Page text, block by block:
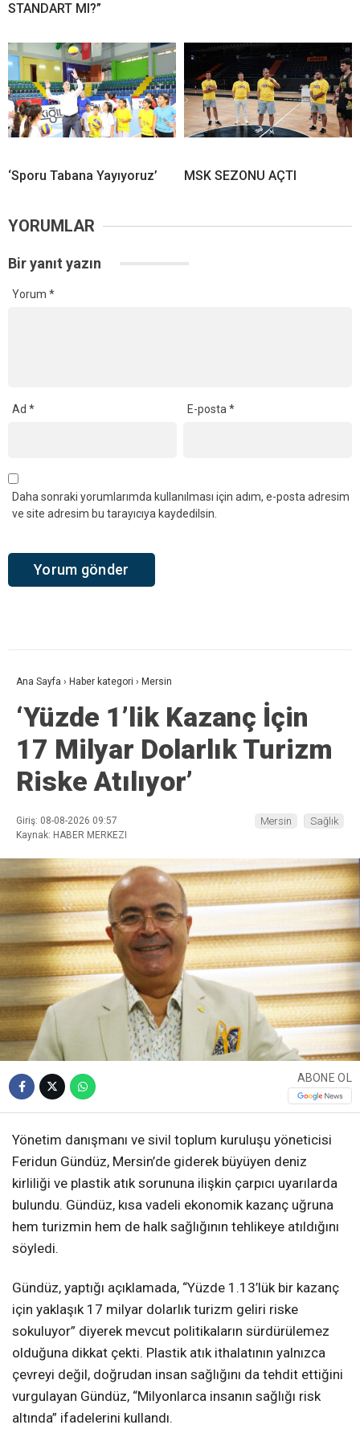
STANDART MI?”
‘Sporu Tabana Yayıyoruz’ MSK SEZONU AÇTI
YORUMLAR
Bir yanıt yazın
Yorum *
Ad * E-posta*
Daha sonraki yorumlarımda kullanılması için adım, e-posta adresim
ve site adresim bu tarayıcıya kaydedilsin.
Ana Sayfa › Haber kategori › Mersin
‘Yüzde 1’lik Kazanç İçin
17 Milyar Dolarlık Turizm
Riske Atılıyor’
Giriş: 08-08-2026 09:57
Kaynak: HABER MERKEZI
Mersin Sağlık
ABONE OL
Yönetim danışmanı ve sivil toplum kuruluşu yöneticisi
Feridun Gündüz, Mersin’de giderek büyüyen deniz
kirliliği ve plastik atık sorununa ilişkin çarpıcı uyarılarda
bulundu. Gündüz, kısa vadeli ekonomik kazanç uğruna
hem turizmin hem de halk sağlığının tehlikeye atıldığını
söyledi.
Gündüz, yaptığı açıklamada, “Yüzde 1.13’lük bir kazanç
için yaklaşık 17 milyar dolarlık turizm geliri riske
sokuluyor” diyerek mevcut politikaların sürdürülemez
olduğuna dikkat çekti. Plastik atık ithalatının yalnızca
çevreyi değil, doğrudan insan sağlığını da tehdit ettiğini
vurgulayan Gündüz, “Milyonlarca insanın sağlığı risk
altında” ifadelerini kullandı.